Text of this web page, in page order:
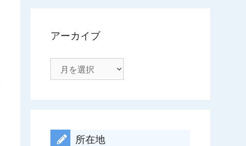
アーカイブ
所在地